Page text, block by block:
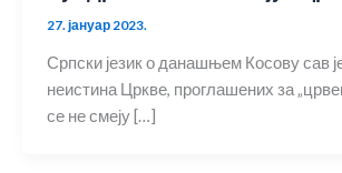
27. јануар 2023.
Српски језик о данашњем Косову сав
неистина Цркве, проглашених за
се не смеју […]